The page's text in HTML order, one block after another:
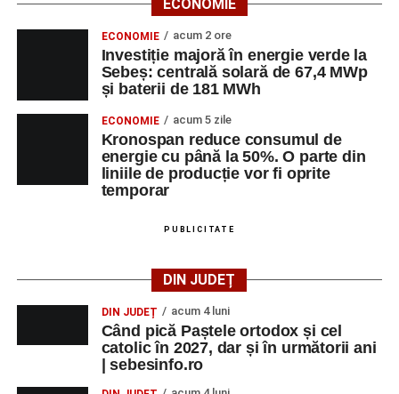
ECONOMIE
ECONOMIE acum 2 ore
Investiție majoră în energie verde la
Sebeș: centrală solară de 67,4 MWp
și baterii de 181 MWh
ECONOMIE acum 5 zile
Kronospan reduce consumul de
energie cu până la 50%. O parte din
liniile de producție vor fi oprite
temporar
PUBLICITATE
DIN JUDEȚ
DIN JUDEȚ acum 4 luni
Când pică Paștele ortodox și cel
catolic în 2027, dar și în următorii ani
| sebesinfo.ro